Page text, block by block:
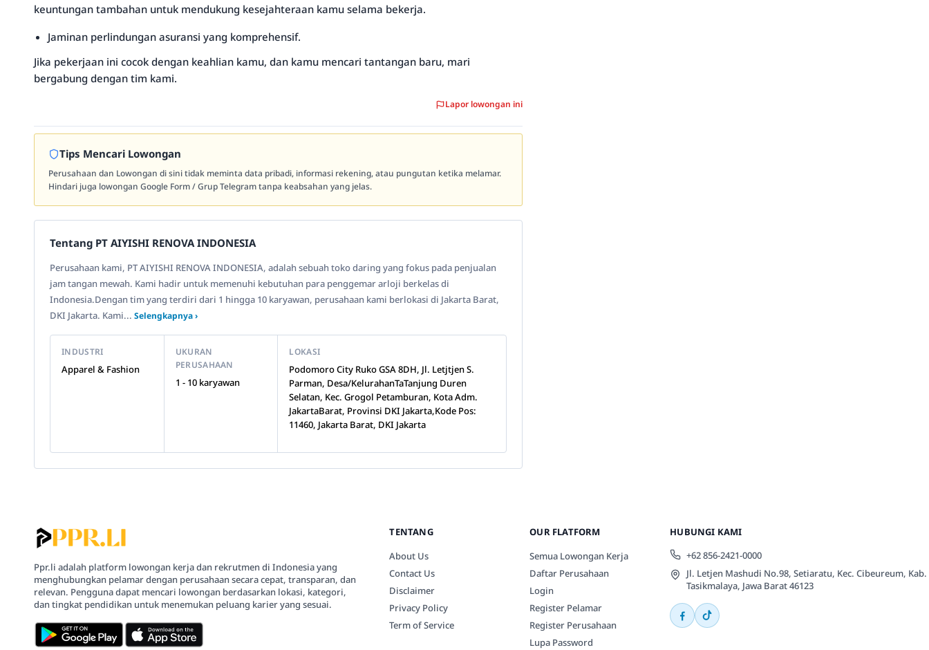
keuntungan tambahan untuk mendukung kesejahteraan kamu selama bekerja.
Jaminan perlindungan asuransi yang komprehensif.
Jika pekerjaan ini cocok dengan keahlian kamu, dan kamu mencari tantangan baru, mari
bergabung dengan tim kami.
Lapor lowongan ini
Tips Mencari Lowongan
Perusahaan dan Lowongan di sini tidak meminta data pribadi, informasi rekening, atau pungutan ketika melamar.
Hindari juga lowongan Google Form / Grup Telegram tanpa keabsahan yang jelas.
Tentang PT AIYISHI RENOVA INDONESIA
Perusahaan kami, PT AIYISHI RENOVA INDONESIA, adalah sebuah toko daring yang fokus pada penjualan
jam tangan mewah. Kami hadir untuk memenuhi kebutuhan para penggemar arloji berkelas di
Indonesia.Dengan tim yang terdiri dari 1 hingga 10 karyawan, perusahaan kami berlokasi di Jakarta Barat,
DKI Jakarta. Kami... Selengkapnya ›
INDUSTRI
Apparel & Fashion
UKURAN
PERUSAHAAN
1 - 10 karyawan
LOKASI
Podomoro City Ruko GSA 8DH, Jl. Letjtjen S.
Parman, Desa/KelurahanTaTanjung Duren
Selatan, Kec. Grogol Petamburan, Kota Adm.
JakartaBarat, Provinsi DKI Jakarta,Kode Pos:
11460, Jakarta Barat, DKI Jakarta
Ppr.li adalah platform lowongan kerja dan rekrutmen di Indonesia yang
menghubungkan pelamar dengan perusahaan secara cepat, transparan, dan
relevan. Pengguna dapat mencari lowongan berdasarkan lokasi, kategori,
dan tingkat pendidikan untuk menemukan peluang karier yang sesuai.
TENTANG
About Us
Contact Us
Disclaimer
Privacy Policy
Term of Service
OUR FLATFORM
Semua Lowongan Kerja
Daftar Perusahaan
Login
Register Pelamar
Register Perusahaan
Lupa Password
HUBUNGI KAMI
+62 856-2421-0000
Jl. Letjen Mashudi No.98, Setiaratu, Kec. Cibeureum, Kab.
Tasikmalaya, Jawa Barat 46123